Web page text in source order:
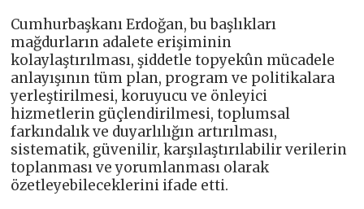
Cumhurbaşkanı Erdoğan, bu başlıkları
mağdurların adalete erişiminin
kolaylaştırılması, şiddetle topyekûn mücadele
anlayışının tüm plan, program ve politikalara
yerleştirilmesi, koruyucu ve önleyici
hizmetlerin güçlendirilmesi, toplumsal
farkındalık ve duyarlılığın artırılması,
sistematik, güvenilir, karşılaştırılabilir verilerin
toplanması ve yorumlanması olarak
özetleyebileceklerini ifade etti.